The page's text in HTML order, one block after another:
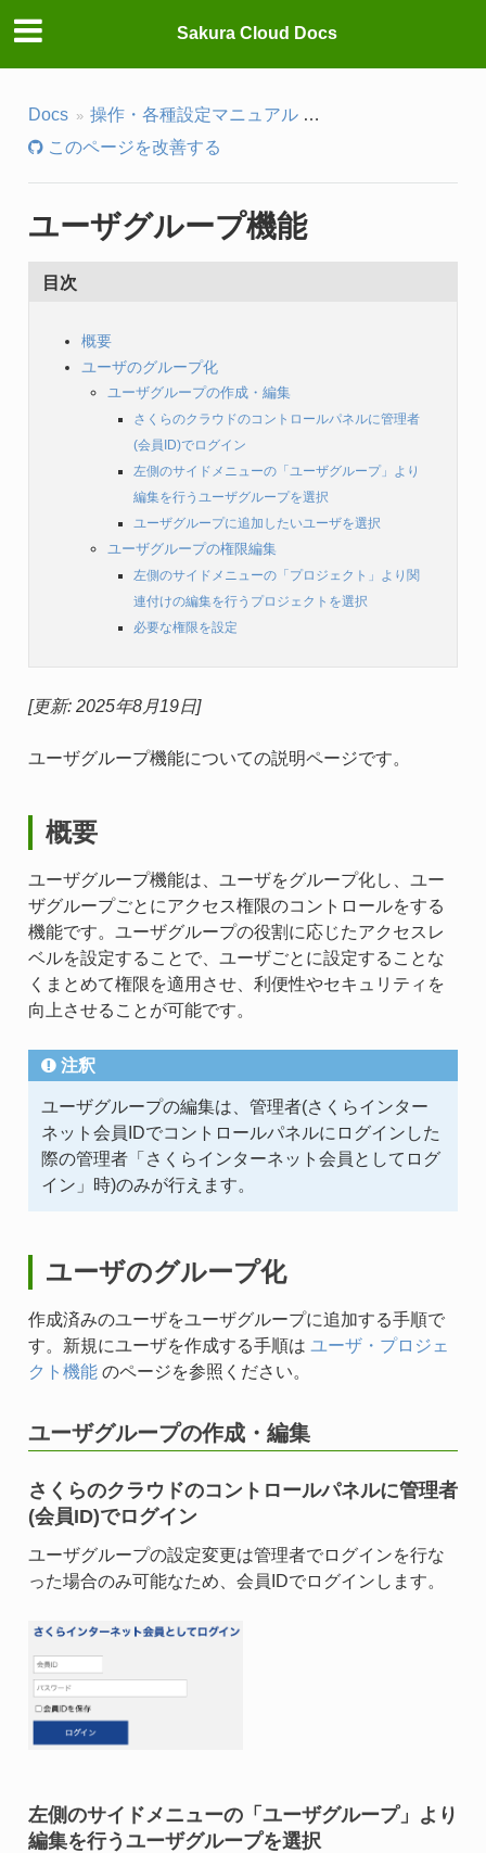
Sakura Cloud Docs
Docs 操作・各種設定マニュアル
このページを改善する
ユーザグループ機能
目次
概要
ユーザのグループ化
ユーザグループの作成・編集
さくらのクラウドのコントロールパネルに管理者
(会員ID)でログイン
左側のサイドメニューの「ユーザグループ」より
編集を行うユーザグループを選択
ユーザグループに追加したいユーザを選択
ユーザグループの権限編集
左側のサイドメニューの「プロジェクト」より関
連付けの編集を行うプロジェクトを選択
必要な権限を設定
[更新: 2025年8月19日]
ユーザグループ機能についての説明ページです。
概要
ユーザグループ機能は、ユーザをグループ化し、ユー
ザグループごとにアクセス権限のコントロールをする
機能です。ユーザグループの役割に応じたアクセスレ
ベルを設定することで、ユーザごとに設定することな
くまとめて権限を適用させ、利便性やセキュリティを
向上させることが可能です。
注釈
ユーザグループの編集は、管理者(さくらインター
ネット会員IDでコントロールパネルにログインした
際の管理者「さくらインターネット会員としてログ
イン」時)のみが行えます。
ユーザのグループ化
作成済みのユーザをユーザグループに追加する手順で
す。新規にユーザを作成する手順は ユーザ・プロジェ
クト機能のページを参照ください。
ユーザグループの作成・編集
さくらのクラウドのコントロールパネルに管理者
(会員ID)でログイン
ユーザグループの設定変更は管理者でログインを行な
った場合のみ可能なため、会員IDでログインします。
左側のサイドメニューの「ユーザグループ」より
編集を行うユーザグループを選択